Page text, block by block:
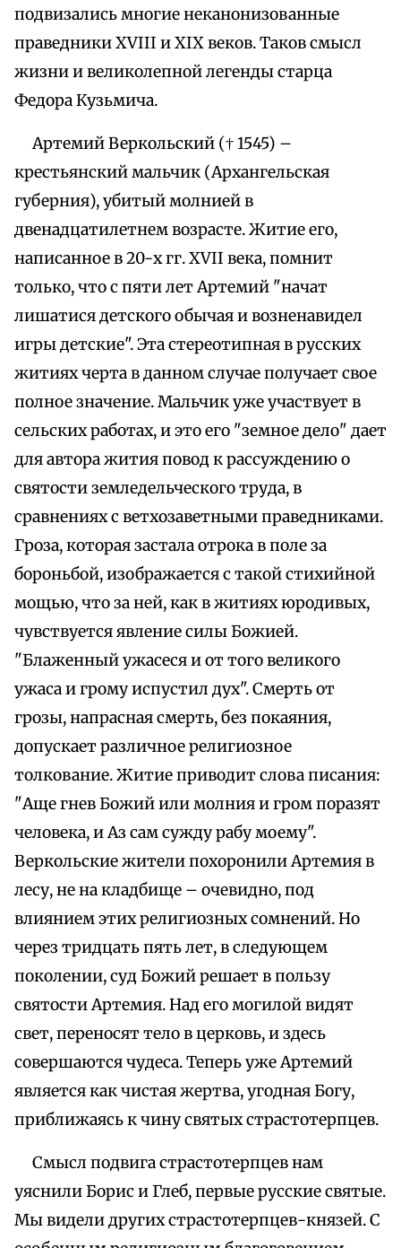
подвизались многие неканонизованные
праведники XVIII и XIX веков. Таков смысл
жизни и великолепной легенды старца
Федора Кузьмича.
Артемий Веркольский († 1545) –
крестьянский мальчик (Архангельская
губерния), убитый молнией в
двенадцатилетнем возрасте. Житие его,
написанное в 20-х гг. XVII века, помнит
только, что с пяти лет Артемий "начат
лишатися детского обычая и возненавидел
игры детские". Эта стереотипная в русских
житиях черта в данном случае получает свое
полное значение. Мальчик уже участвует в
сельских работах, и это его "земное дело" дает
для автора жития повод к рассуждению о
святости земледельческого труда, в
сравнениях с ветхозаветными праведниками.
Гроза, которая застала отрока в поле за
бороньбой, изображается с такой стихийной
мощью, что за ней, как в житиях юродивых,
чувствуется явление силы Божией.
"Блаженный ужасеся и от того великого
ужаса и грому испустил дух". Смерть от
грозы, напрасная смерть, без покаяния,
допускает различное религиозное
толкование. Житие приводит слова писания:
"Аще гнев Божий или молния и гром поразят
человека, и Аз сам сужду рабу моему".
Веркольские жители похоронили Артемия в
лесу, не на кладбище – очевидно, под
влиянием этих религиозных сомнений. Но
через тридцать пять лет, в следующем
поколении, суд Божий решает в пользу
святости Артемия. Над его могилой видят
свет, переносят тело в церковь, и здесь
совершаются чудеса. Теперь уже Артемий
является как чистая жертва, угодная Богу,
приближаясь к чину святых страстотерпцев.
Смысл подвига страстотерпцев нам
уяснили Борис и Глеб, первые русские святые.
Мы видели других страстотерпцев-князей. С